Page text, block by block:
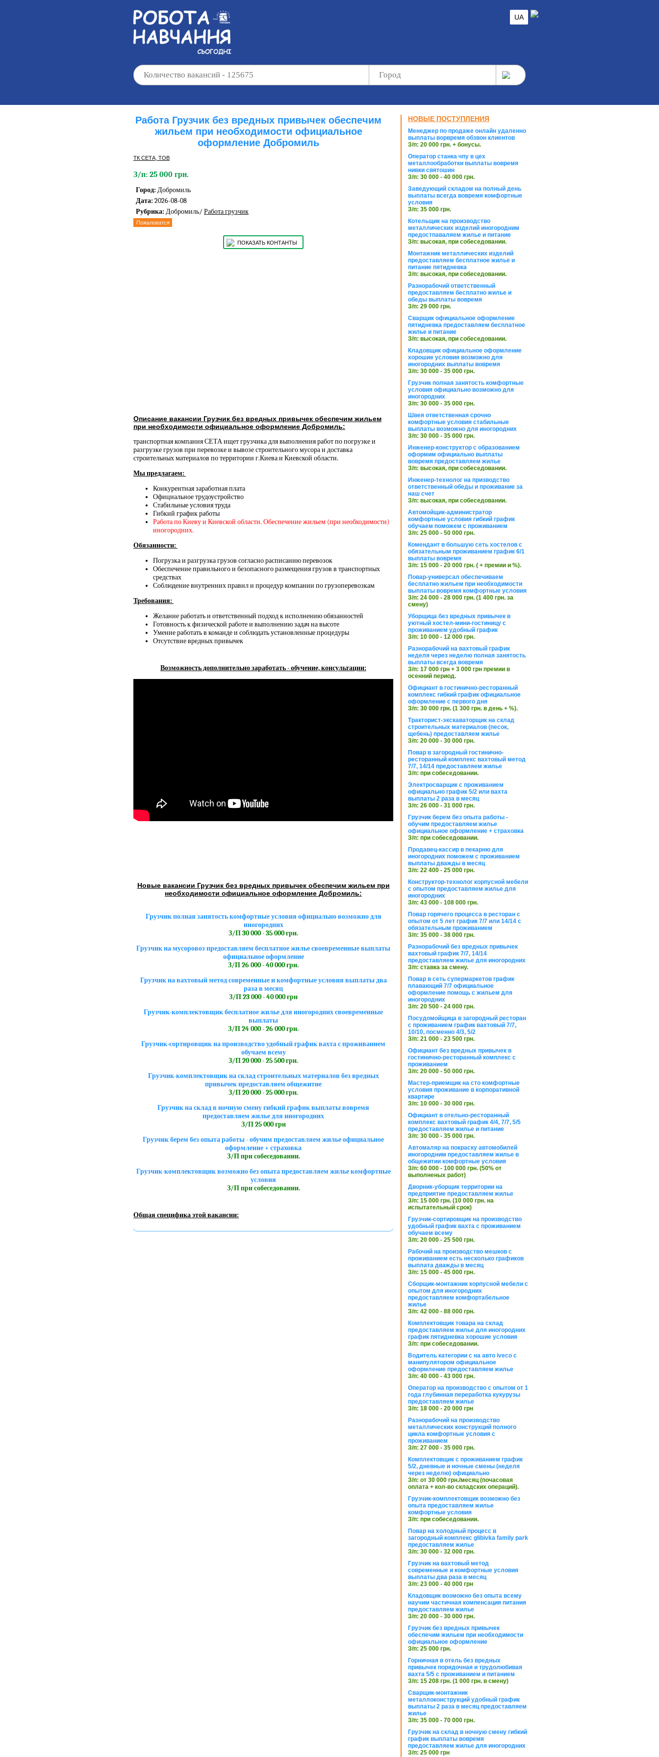
UA
Работа Грузчик без вредных привычек обеспечим
жильем при необходимости официальное
оформление Добромиль
ТК СЕТА, ТОВ
З/п: 25 000 грн.
Город: Добромиль
Дата: 2026-08-08
Рубрика: Добромиль/ Работа грузчик
Пожаловатся
ПОКАЗАТЬ КОНТАНТЫ
Описание вакансии Грузчик без вредных привычек обеспечим жильем
при необходимости официальное оформление Добромиль:
транспортная компания СЕТА ищет грузчика для выполнения работ по погрузке и
разгрузке грузов при перевозке и вывозе строительного мусора и доставка
строительных материалов по территории г.Киева и Киевской области.
Мы предлагаем:
Конкурентная заработная плата
Официальное трудоустройство
Стабильные условия труда
Гибкий график работы
Работа по Киеву и Киевской области. Обеспечение жильем (при необходимости)
иногородних.
Обязанности:
Погрузка и разгрузка грузов согласно расписанию перевозок
Обеспечение правильного и безопасного размещения грузов в транспортных
средствах
Соблюдение внутренних правил и процедур компании по грузоперевозкам
Требования:
Желание работать и ответственный подход к исполнению обязанностей
Готовность к физической работе и выполнению задач на высоте
Умение работать в команде и соблюдать установленные процедуры
Отсутствие вредных привычек
Возможность дополнительно заработать - обучение, консультации:
Новые вакансии Грузчик без вредных привычек обеспечим жильем при
необходимости официальное оформление Добромиль:
Грузчик полная занятость комфортные условия официально возможно для
иногородних
З/П 30 000 - 35 000 грн.
Грузчик на мусоровоз предоставляем бесплатное жилье своевременные выплаты
официальное оформление
З/П 26 000 - 40 000 грн.
Грузчик на вахтовый метод современные и комфортные условия выплаты два
раза в месяц
З/П 23 000 - 40 000 грн
Грузчик-комплектовщик бесплатное жилье для иногородних своевременные
выплаты
З/П 24 000 - 26 000 грн.
Грузчик-сортировщик на производство удобный график вахта с проживанием
обучаем всему
З/П 20 000 - 25 500 грн.
Грузчик-комплектовщик на склад строительных материалов без вредных
привычек предоставляем общежитие
З/П 20 000 - 25 000 грн.
Грузчик на склад в ночную смену гибкий график выплаты вовремя
предоставляем жилье для иногородних
З/П 25 000 грн
Грузчик берем без опыта работы - обучим предоставляем жилье официальное
оформление + страховка
З/П при собеседовании.
Грузчик-комплектовщик возможно без опыта предоставляем жилье комфортные
условия
З/П при собеседовании.
Общая специфика этой вакансии:
НОВЫЕ ПОСТУПЛЕНИЯ
Менеджер по продаже онлайн удаленно
выплаты ворвремя обзвон клиентов
З/п: 20 000 грн. + бонусы.
Оператор станка чпу в цех
металлообработки выплаты вовремя
нивки святошин
З/п: 30 000 - 40 000 грн.
Заведующий складом на полный день
выплаты всегда вовремя комфортные
условия
З/п: 35 000 грн.
Котельщик на производство
металлических изделий иногородним
предостпаваляем жилье и питание
З/п: высокая, при собеседовании.
Монтажник металлических изделий
предоставляем бесплатное жилье и
питание пятидневка
З/п: высокая, при собеседовании.
Разнорабочий ответственный
предоставляем бесплатно жилье и
обеды выплаты вовремя
З/п: 29 000 грн.
Сварщик официальное оформление
пятидневка предоставляем бесплатное
жилье и питание
З/п: высокая, при собеседовании.
Кладовщик официальное оформление
хорошие условия возможно для
иногородних выплаты вовремя
З/п: 30 000 - 35 000 грн.
Грузчик полная занятость комфортные
условия официально возможно для
иногородних
З/п: 30 000 - 35 000 грн.
Швея ответственная срочно
комфортные условия стабильные
выплаты возможно для иногородних
З/п: 30 000 - 35 000 грн.
Инженер-конструктор с образованием
оформим официально выплаты
вовремя предоставляем жилье
З/п: высокая, при собеседовании.
Инженер-технолог на призводство
ответственный обеды и проживание за
наш счет
З/п: высокая, при собеседовании.
Автомойщик-администратор
комфортные условия гибкий график
обучаем поможем с проживанием
З/п: 25 000 - 50 000 грн.
Комендант в большую сеть хостелов с
обязательным проживанием график 6/1
выплаты вовремя
З/п: 15 000 - 20 000 грн. ( + премии и %).
Повар-универсал обеспечиваем
бесплатно жильем при необходимости
выплаты вовремя комфортные условия
З/п: 24 000 - 28 000 грн. (1 400 грн. за
смену)
Уборщица без вредных привычек в
уютный хостел-мини-гостиницу с
проживанием удобный график
З/п: 10 000 - 12 000 грн.
Разнорабочий на вахтовый график
неделя через неделю полная занятость
выплаты всегда вовремя
З/п: 17 000 грн + 3 000 грн премии в
осенний период.
Официант в гостинично-ресторанный
комплекс гибкий график официальное
оформление с первого дня
З/п: 30 000 грн. (1 300 грн. в день + %).
Тракторист-экскаваторщик на склад
строительных материалов (песок,
щебень) предоставляем жилье
З/п: 20 000 - 30 000 грн.
Повар в загородный гостинично-
ресторанный комплекс вахтовый метод
7/7, 14/14 предоставляем жилье
З/п: при собеседовании.
Электросварщик с проживанием
официально график 5/2 или вахта
выплаты 2 раза в месяц
З/п: 26 000 - 31 000 грн.
Грузчик берем без опыта работы -
обучим предоставляем жилье
официальное оформление + страховка
З/п: при собеседовании.
Продавец-кассир в пекарню для
иногородних поможем с проживанием
выплаты дважды в месяц
З/п: 22 400 - 25 000 грн.
Конструктор-технолог корпусной мебели
с опытом предоставляем жилье для
иногородних
З/п: 43 000 - 108 000 грн.
Повар горячего процесса в ресторан с
опытом от 5 лет график 7/7 или 14/14 с
обязательным проживанием
З/п: 35 000 - 38 000 грн.
Разнорабочий без вредных привычек
вахтовый график 7/7, 14/14
предоставляем жилье для иногородних
З/п: ставка за смену.
Повар в сеть супермаркетов график
плавающий 7/7 официальное
оформление помощь с жильем для
иногородних
З/п: 20 500 - 24 000 грн.
Посудомойщица в загородный ресторан
с проживанием график вахтовый 7/7,
10/10, посменно 4/3, 5/2
З/п: 21 000 - 23 500 грн.
Официант без вредных привычек в
гостинично-ресторанный комплекс с
проживанием
З/п: 20 000 - 50 000 грн.
Мастер-приемщик на сто комфортные
условия проживание в корпоративной
квартире
З/п: 10 000 - 30 000 грн.
Официант в отельно-ресторанный
комплекс вахтовый график 4/4, 7/7, 5/5
предоставляем жилье и питание
З/п: 30 000 - 35 000 грн.
Автомаляр на покраску автомобилей
иногородним предоставляем жилье в
общежитии комфортные условия
З/п: 60 000 - 100 000 грн. (50% от
выполненых работ)
Дворник-уборщик территории на
предприятие предоставляем жилье
З/п: 15 000 грн. (10 000 грн. на
испытательный срок)
Грузчик-сортировщик на производство
удобный график вахта с проживанием
обучаем всему
З/п: 20 000 - 25 500 грн.
Рабочий на производство мешков с
проживанием есть несколько графиков
выплата дважды в месяц
З/п: 15 000 - 45 000 грн.
Сборщик-монтажник корпусной мебели с
опытом для иногородних
предоставляем комфортабельное
жилье
З/п: 42 000 - 88 000 грн.
Комплектовщик товара на склад
предоставляем жилье для иногородних
график пятидневка хорошие условия
З/п: при собеседовании.
Водитель категории с на авто iveco с
манипулятором официальное
оформление предоставляем жилье
З/п: 40 000 - 43 000 грн.
Оператор на производство с опытом от 1
года глубинная переработка кукурузы
предоставляем жилье
З/п: 18 000 - 20 000 грн
Разнорабочий на производство
металлических конструкций полного
цикла комфортные условия с
проживанием
З/п: 27 000 - 35 000 грн.
Комплектовщик с проживанием график
5/2, дневные и ночные смены (неделя
через неделю) официально
З/п: от 30 000 грн./месяц (почасовая
оплата + кол-во складских операций).
Грузчик-комплектовщик возможно без
опыта предоставляем жилье
комфортные условия
З/п: при собеседовании.
Повар на холодный процесс в
загородный комплекс glibivka family park
предоставляем жилье
З/п: 30 000 - 32 000 грн.
Грузчик на вахтовый метод
современные и комфортные условия
выплаты два раза в месяц
З/п: 23 000 - 40 000 грн
Кладовщик возможно без опыта всему
научим частичная компенсация питания
предоставляем жилье
З/п: 20 000 - 30 000 грн.
Грузчик без вредных привычек
обеспечим жильем при необходимости
официальное оформление
З/п: 25 000 грн.
Горничная в отель без вредных
привычек порядочная и трудолюбивая
вахта 5/5 с проживанием и питанием
З/п: 15 208 грн. (1 000 грн. в смену)
Сварщик-монтажник
металлоконструкций удобный график
выплаты 2 раза в месяц предоставляем
жилье
З/п: 35 000 - 70 000 грн.
Грузчик на склад в ночную смену гибкий
график выплаты вовремя
предоставляем жилье для иногородних
З/п: 25 000 грн